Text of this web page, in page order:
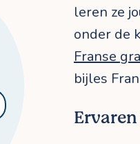
leren ze
onder de
Franse
bijles